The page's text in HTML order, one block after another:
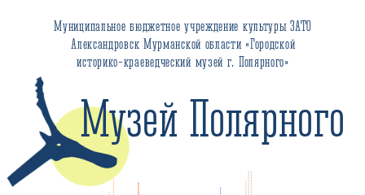
Муниципальное бюджетное учреждение культуры ЗАТО
Александровск Мурманской области «Городской
историко-краеведческий музей г. Полярного»